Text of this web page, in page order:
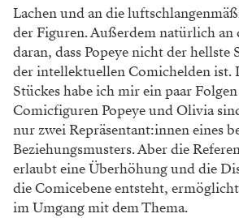
Lachen und an die
der Figuren. Außerdem natürlich an
daran, dass Popeye nicht der
der intellektuellen Comichelden ist.
Stückes habe ich mir ein paar
Comicfiguren Popeye und Olivia
nur zwei Repräsentant:innen eines
Beziehungsmusters. Aber die
erlaubt eine Überhöhung und die
die Comicebene entsteht,
im Umgang mit dem Thema.